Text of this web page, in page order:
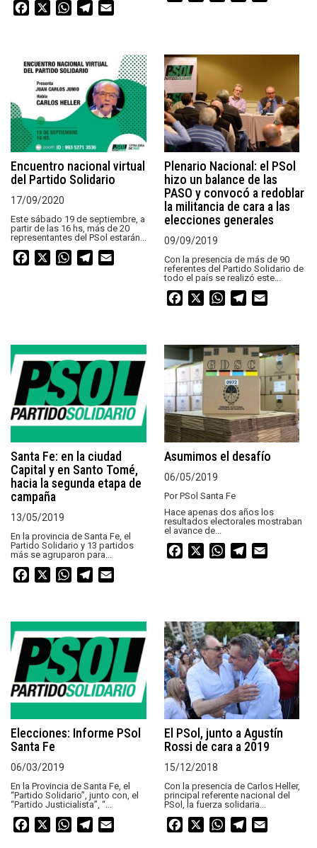
Facebook WhatsAppTelegram
Encuentro nacional virtual
del Partido Solidario
17/09/2020
Este sábado 19 de septiembre, a
partir de las 16 hs, más de 20
representantes del PSol estarán...
Facebook WhatsAppTelegram
Plenario Nacional: el PSol
hizo un balance de las
PASO y convocó a redoblar
la militancia de cara a las
elecciones generales
09/09/2019
Con la presencia de más de 90
referentes del Partido Solidario de
todo el país se realizó este...
Facebook WhatsAppTelegram
Santa Fe: en la ciudad
Capital y en Santo Tomé,
hacia la segunda etapa de
campaña
13/05/2019
En la provincia de Santa Fe, el
Partido Solidario y 13 partidos
más se agruparon para...
Facebook WhatsAppTelegram
Asumimos el desafío
06/05/2019
Por PSol Santa Fe
Hace apenas dos años los
resultados electorales mostraban
el avance de...
Facebook WhatsAppTelegram
Elecciones: Informe PSol
Santa Fe
06/03/2019
En la Provincia de Santa Fe, el
“Partido Solidario”, junto con, el
“Partido Justicialista”, “...
Facebook WhatsAppTelegram
El PSol, junto a Agustín
Rossi de cara a 2019
15/12/2018
Con la presencia de Carlos Heller,
principal referente nacional del
PSol, la fuerza solidaria...
Facebook WhatsAppTelegram